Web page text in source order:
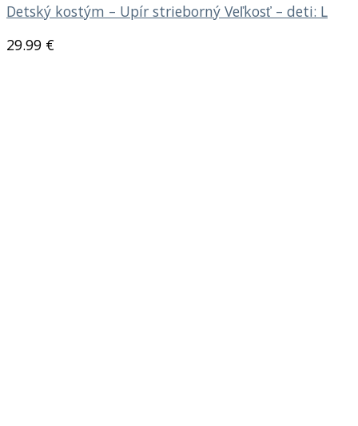
Detský kostým – Upír strieborný Veľkosť – deti: L
29.99 €